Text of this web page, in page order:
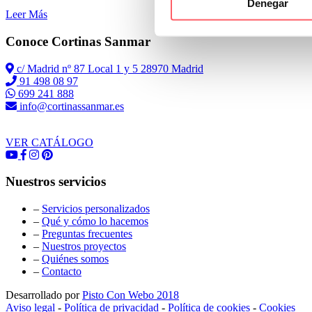
Denegar
Leer Más
Conoce Cortinas Sanmar
c/ Madrid nº 87 Local 1 y 5 28970 Madrid
91 498 08 97
699 241 888
info@cortinassanmar.es
VER CATÁLOGO
Nuestros servicios
– Servicios personalizados
– Qué y cómo lo hacemos
– Preguntas frecuentes
– Nuestros proyectos
– Quiénes somos
– Contacto
Desarrollado porPisto Con Webo 2018
Aviso legal - Política de privacidad - Política de cookies - Cookies